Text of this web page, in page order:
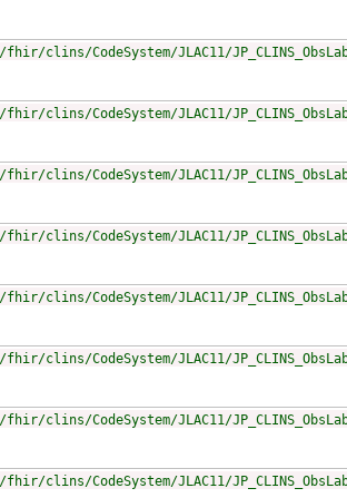
CodeSystem/JLAC11/
CodeSystem/JLAC11/
CodeSystem/JLAC11/
CodeSystem/JLAC11/
CodeSystem/JLAC11/
CodeSystem/JLAC11/
CodeSystem/JLAC11/
CodeSystem/JLAC11/